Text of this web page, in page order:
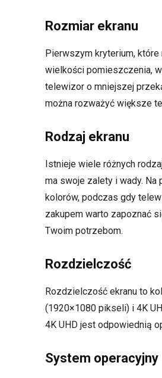
Rozmiar ekranu
Pierwszym kryterium,
wielkości pomieszczenia,
telewizor o mniejszej
można rozważyć większe
Rodzaj ekranu
Istnieje wiele różnych
ma swoje zalety i wady.
kolorów, podczas gdy
zakupem warto zapoznać
Twoim potrzebom.
Rozdzielczość
Rozdzielczość ekranu to
(1920×1080 pikseli) i 4K
4K UHD jest odpowiednią
System operacyjny